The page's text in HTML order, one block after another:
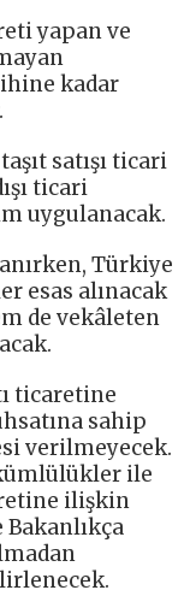
yapan ve
kadar
satışı ticari
ticari
uygulanacak.
Türkiye
esas alınacak
de vekâleten
ticaretine
sahip
verilmeyecek.
ile
ilişkin